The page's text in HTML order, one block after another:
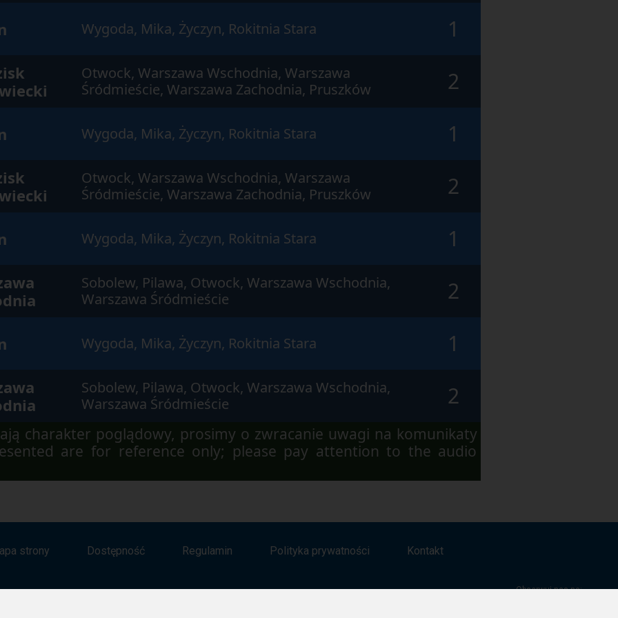
Wygoda, Mika, Życzyn, Rokitnia Stara
1
Otwock, Warszawa Wschodnia, Warszawa
Śródmieście, Warszawa Zachodnia, Pruszków
2
Wygoda, Mika, Życzyn, Rokitnia Stara
1
Otwock, Warszawa Wschodnia, Warszawa
Śródmieście, Warszawa Zachodnia, Pruszków
2
Wygoda, Mika, Życzyn, Rokitnia Stara
1
Sobolew, Pilawa, Otwock, Warszawa Wschodnia,
Warszawa Śródmieście
2
Wygoda, Mika, Życzyn, Rokitnia Stara
1
Sobolew, Pilawa, Otwock, Warszawa Wschodnia,
Warszawa Śródmieście
2
charakter poglądowy, prosimy o zwracanie uwagi na komunikaty
are for reference only; please pay attention to the audio
strony Dostępność Regulamin Polityka prywatności Kontakt
Obserwuj nas na: